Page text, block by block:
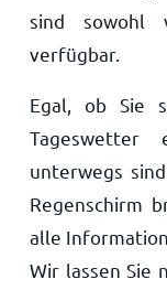
sind sowohl
verfügbar.
Egal, ob Sie
Tageswetter
unterwegs
Regenschirm
alle
Wir lassen Sie